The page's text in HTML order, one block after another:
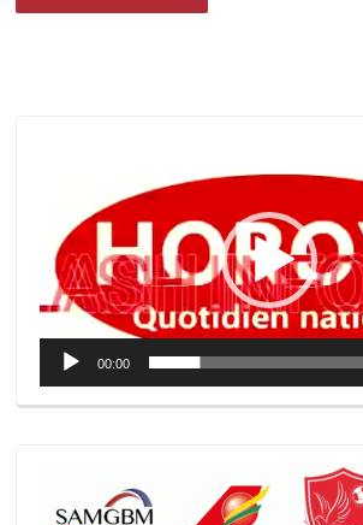
00:00